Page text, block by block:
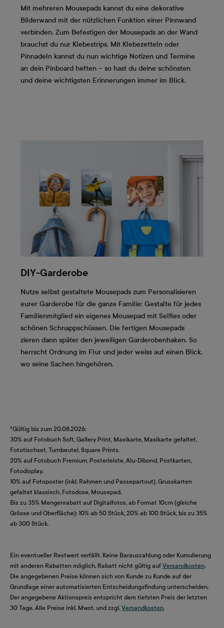
Mit mehreren Mousepads kannst du eine dekorative
Bilderwand mit der nützlichen Funktion einer Pinnwand
verbinden. Zum Befestigen der Mousepads an der Wand
brauchst du nur Klebestrips. Mit Klebezetteln oder
Pinnadeln kannst du nun wichtige Notizen und Termine
an dein Pinboard heften – so hast du deine schönsten
und deine wichtigsten Erinnerungen immer im Blick.
DIY-Garderobe
Nutze selbst gestaltete Mousepads zum Personalisieren
eurer Garderobe für die ganze Familie: Gestalte für jedes
Familienmitglied ein eigenes Mousepad mit Selfies oder
schönen Schnappschüssen. Die fertigen Mousepads
zieren dann später den jeweiligen Garderobenhaken. So
herrscht Ordnung im Flur und jeder weiss auf einen Blick,
wo seine Sachen hingehören.
*Gültig bis zum 20.08.2026:
30% auf Fotobuch Soft, Gallery Print, Maxikarte, Maxikarte gefaltet,
Fototischset, Turnbeutel, Square Prints.
20% auf Fotobuch Premium, Posterleiste, Alu-Dibond, Postkarten,
Fotodisplay.
10% auf Fotoposter (inkl. Rahmen und Passepartout), Grusskarten
gefaltet klassisch, Fotodose, Mousepad.
Bis zu 35% Mengenrabatt auf Digitalfotos, ab Format 10cm (gleiche
Grösse und Oberfläche): 10% ab 50 Stück, 20% ab 100 Stück, bis zu 35%
ab 300 Stück.
Ein eventueller Restwert verfällt. Keine Barauszahlung oder Kumulierung
mit anderen Rabatten möglich. Rabatt nicht gültig auf Versandkosten.
Die angegebenen Preise können sich von Kunde zu Kunde auf der
Grundlage einer automatisierten Entscheidungsfindung unterscheiden.
Der angegebene Aktionspreis entspricht dem tiefsten Preis der letzten
30 Tage. Alle Preise inkl. Mwst. und zzgl. Versandkosten.